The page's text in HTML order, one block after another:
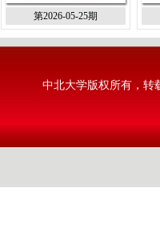
第2026-05-25期
中北大学版权所有，转